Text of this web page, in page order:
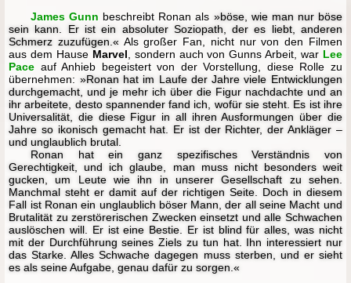
James Gunn beschreibt Ronan als »böse, wie man nur böse
sein kann. Er ist ein absoluter Soziopath, der es liebt, anderen
Schmerz zuzufügen.« Als großer Fan, nicht nur von den Filmen
aus dem Hause Marvel , sondern auch von Gunns Arbeit, war Lee
Pace auf Anhieb begeistert von der Vorstellung, diese Rolle zu
übernehmen: »Ronan hat im Laufe der Jahre viele Entwicklungen
durchgemacht, und je mehr ich über die Figur nachdachte und an
ihr arbeitete, desto spannender fand ich, wofür sie steht. Es ist ihre
Universalität, die diese Figur in all ihren Ausformungen über die
Jahre so ikonisch gemacht hat. Er ist der Richter, der Ankläger –
und unglaublich brutal.
Ronan hat ein ganz spezifisches Verständnis von
Gerechtigkeit, und ich glaube, man muss nicht besonders weit
gucken, um Leute wie ihn in unserer Gesellschaft zu sehen.
Manchmal steht er damit auf der richtigen Seite. Doch in diesem
Fall ist Ronan ein unglaublich böser Mann, der all seine Macht und
Brutalität zu zerstörerischen Zwecken einsetzt und alle Schwachen
auslöschen will. Er ist eine Bestie. Er ist blind für alles, was nicht
mit der Durchführung seines Ziels zu tun hat. Ihn interessiert nur
das Starke. Alles Schwache dagegen muss sterben, und er sieht
es als seine Aufgabe, genau dafür zu sorgen.«